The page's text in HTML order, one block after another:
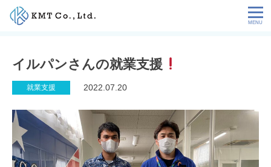
Skip
NEWS
サービス
お客様の声
イルパンさんの就業支援
就業支援 2022.07.20